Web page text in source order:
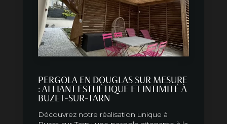
PERGOLA EN DOUGLAS SUR MESURE
: ALLIANT ESTHÉTIQUE ET INTIMITÉ À
BUZET-SUR-TARN
Découvrez notre réalisation unique à